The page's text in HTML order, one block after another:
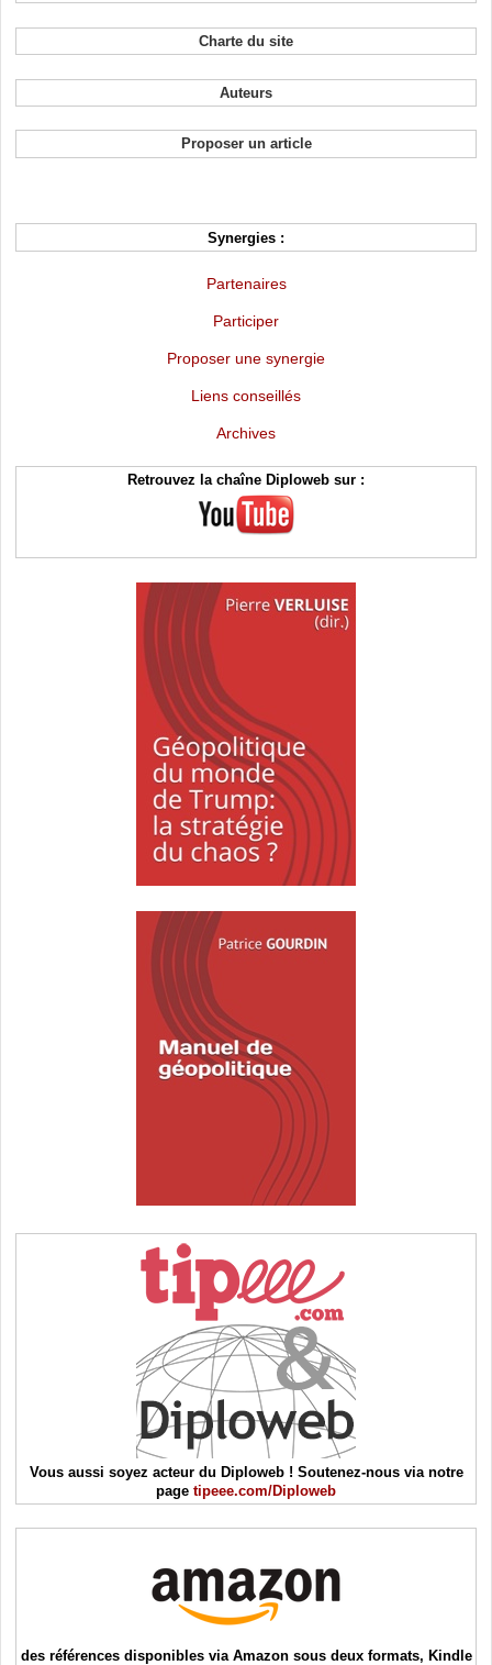
Charte du site
Auteurs
Proposer un article
Synergies :
Partenaires
Participer
Proposer une synergie
Liens conseillés
Archives
Retrouvez la chaîne Diploweb sur :
Vous aussi soyez acteur du Diploweb ! Soutenez-nous via notre
page tipeee.com/Diploweb
des références disponibles via Amazon sous deux formats, Kindle